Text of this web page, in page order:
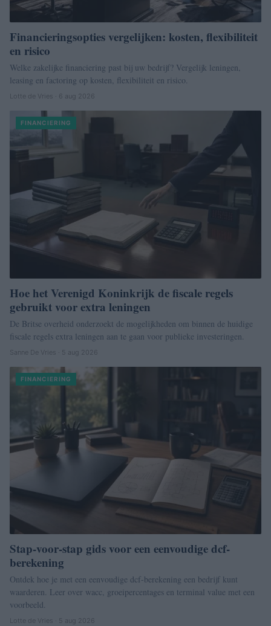
Financieringsopties vergelijken: kosten, flexibiliteit
en risico
Welke zakelijke financiering past bij uw bedrijf? Vergelijk leningen,
leasing en factoring op kosten, flexibiliteit en risico.
Lotte de Vries · 6 aug 2026
FINANCIERING
Hoe het Verenigd Koninkrijk de fiscale regels
gebruikt voor extra leningen
De Britse overheid onderzoekt de mogelijkheden om binnen de huidige
fiscale regels extra leningen aan te gaan voor publieke investeringen.
Sanne De Vries · 5 aug 2026
FINANCIERING
Stap-voor-stap gids voor een eenvoudige dcf-
berekening
Ontdek hoe je met een eenvoudige dcf-berekening een bedrijf kunt
waarderen. Leer over wacc, groeipercentages en terminal value met een
voorbeeld.
Lotte de Vries · 5 aug 2026